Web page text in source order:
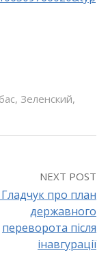
, Зеленский,
NEXT POST
про план
державного
переворота після
інавгурації